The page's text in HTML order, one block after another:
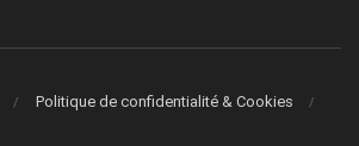
Politique de confidentialité & Cookies